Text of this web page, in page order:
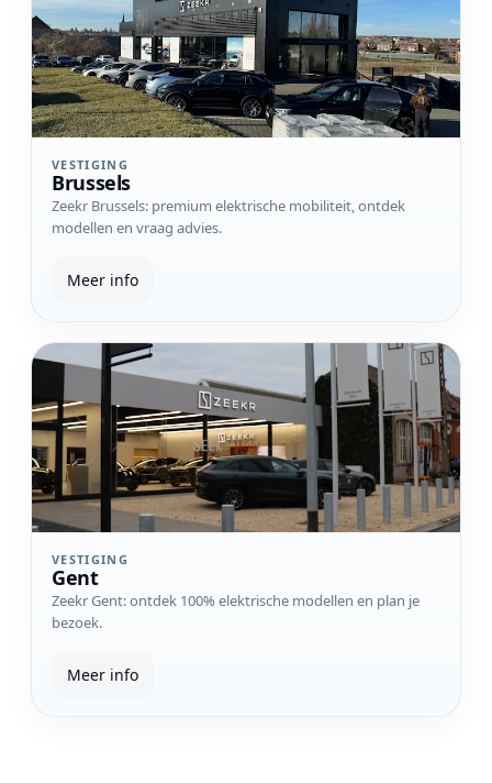
VESTIGING
Brussels
Zeekr Brussels: premium elektrische mobiliteit, ontdek
modellen en vraag advies.
Meer info
Bekijk vestiging Gent
VESTIGING
Gent
Zeekr Gent: ontdek 100% elektrische modellen en plan je
bezoek.
Meer info